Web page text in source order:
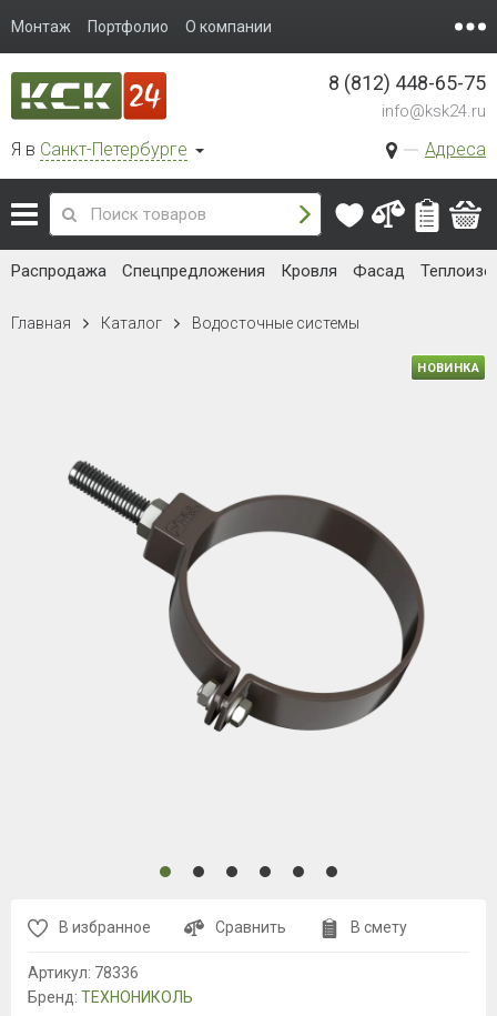
Монтаж Портфолио О компании
Я в Санкт-Петербурге Адреса
8 (812) 448-65-75
info@ksk24.ru
Распродажа Спецпредложения Кровля Фасад
Главная Каталог Водосточные системы
НОВИНКА
В избранное Сравнить В смету
Артикул: 78336
Бренд: ТЕХНОНИКОЛЬ